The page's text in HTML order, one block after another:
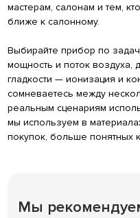
мастерам, салонам и тем,
ближе к салонному.
Выбирайте прибор по
мощность и поток воздуха,
гладкости — ионизация и
сомневаетесь между
реальным сценариям
мы используем в
покупок, больше понятных
Мы